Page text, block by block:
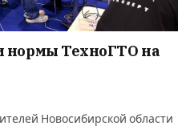
нормы ТехноГТО на
Новосибирской области